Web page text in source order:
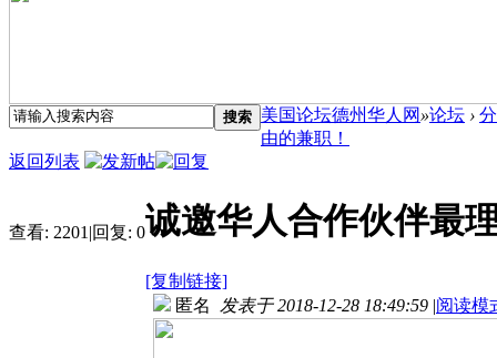
搜索 美国论坛德州华人网 »论坛 ›
由的兼职！
返回列表
查看: 2201 |回复: 0诚邀华人合作伙伴最
[复制链接]
匿名 发表于 2018-12-28 18:49:59 |阅读模